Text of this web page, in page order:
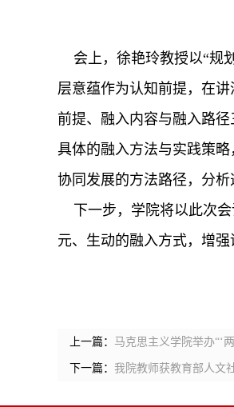
会上，徐艳玲教授以“规
层意蕴作为认知前提，在
前提、融入内容与融入路
具体的融入方法与实践策
协同发展的方法路径 ， 分析
下一步，学院将以此次会
元、生动的融入方式，增
上一篇： 马克思主义学院举办“‘
下一篇： 我院教师获教育部人文